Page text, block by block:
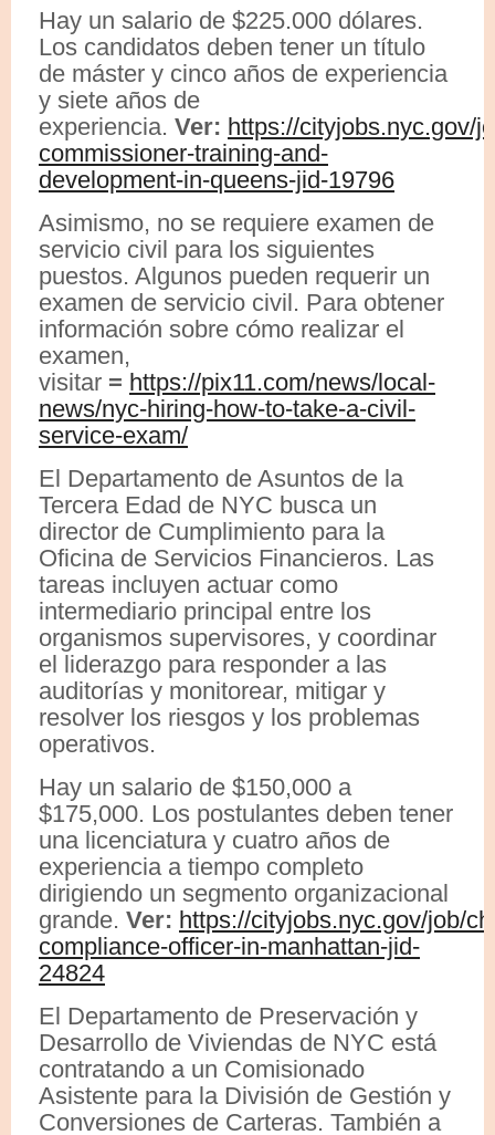
Hay un salario de $225.000 dólares.
Los candidatos deben tener un título
de máster y cinco años de experiencia
y siete años de
experiencia. Ver: https://cityjobs.nyc.gov/
commissioner-training-and-
development-in-queens-jid-19796
Asimismo, no se requiere examen de
servicio civil para los siguientes
puestos. Algunos pueden requerir un
examen de servicio civil. Para obtener
información sobre cómo realizar el
examen,
visitar = https://pix11.com/news/local-
news/nyc-hiring-how-to-take-a-civil-
service-exam/
El Departamento de Asuntos de la
Tercera Edad de NYC busca un
director de Cumplimiento para la
Oficina de Servicios Financieros. Las
tareas incluyen actuar como
intermediario principal entre los
organismos supervisores, y coordinar
el liderazgo para responder a las
auditorías y monitorear, mitigar y
resolver los riesgos y los problemas
operativos.
Hay un salario de $150,000 a
$175,000. Los postulantes deben tener
una licenciatura y cuatro años de
experiencia a tiempo completo
dirigiendo un segmento organizacional
grande. Ver: https://cityjobs.nyc.gov/job/
compliance-officer-in-manhattan-jid-
24824
El Departamento de Preservación y
Desarrollo de Viviendas de NYC está
contratando a un Comisionado
Asistente para la División de Gestión y
Conversiones de Carteras. También a